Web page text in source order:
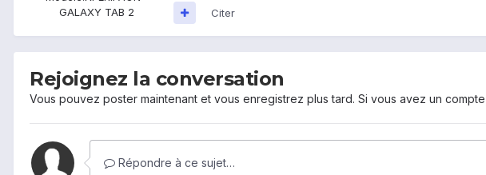
GALAXY TAB 2
Citer
Rejoignez la conversation
Vous pouvez poster maintenant et vous enregistrez plus tard. Si vous avez un compte,
Répondre à ce sujet…